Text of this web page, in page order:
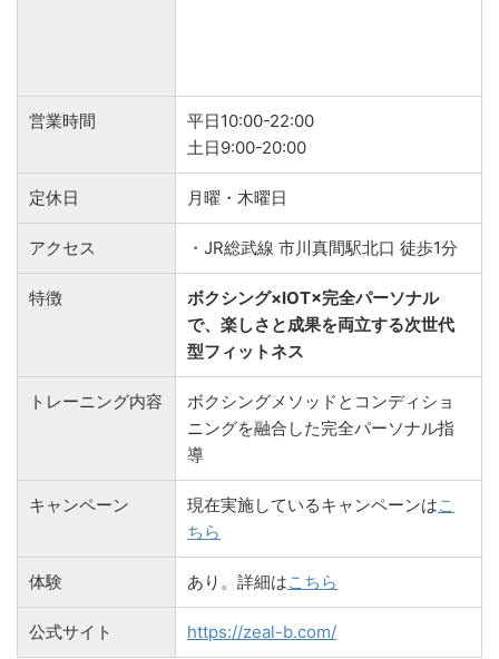
営業時間
平日10:00-22:00
土日9:00-20:00
定休日 月曜・木曜日
アクセス ・JR総武線 市川真間駅北口 徒歩1分
特徴
ボクシング×IOT×完全パーソナル
で、楽しさと成果を両立する次世代
型フィットネス
トレーニング内容
ボクシングメソッドとコンディショ
ニングを融合した完全パーソナル指
導
キャンペーン 現在実施しているキャンペーンはこ
ちら
体験 あり。詳細はこちら
公式サイト https://zeal-b.com/